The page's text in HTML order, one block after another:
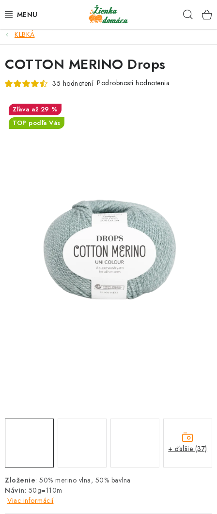
na
KLBKÁ
ČASOPISY, NÁVODY
VIDEO návody k ovládaniu e-shopu
Oznamy
KLBKÁ
Zloženie: 50% merino vlna, 50% bavlna
Návin: 50g=110m
Viac informácií
COTTON MERINO Drops
35 hodnotení Podrobnosti hodnotenia
až 29 %
TOP podľa Vás
+ ďalšie (37)